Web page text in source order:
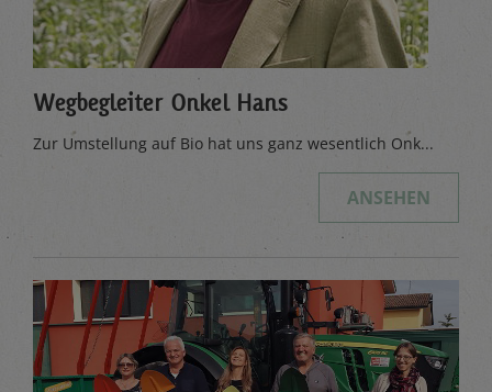
Wegbegleiter Onkel Hans
Zur Umstellung auf Bio hat uns ganz wesentlich Onk...
ANSEHEN